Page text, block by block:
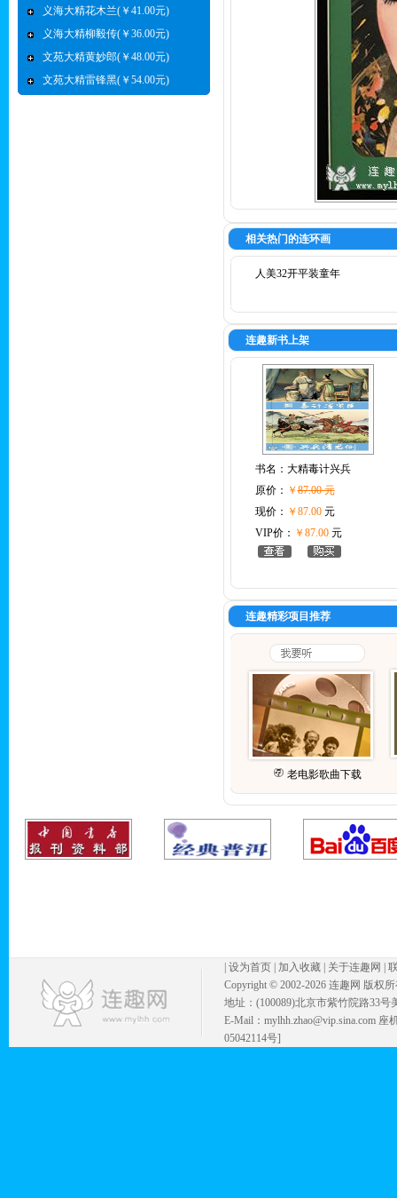
义海大精花木兰(￥41.00元)
义海大精柳毅传(￥36.00元)
文苑大精黄妙郎(￥48.00元)
文苑大精雷锋黑(￥54.00元)
相关热门的连环画
人美32开平装童年
连趣新书上架
书名： 大精毒计兴兵
原价： ￥87.00 元
现价： ￥87.00元
VIP价： ￥87.00元
连趣精彩项目推荐
老电影歌曲下载
设为首页 加入收藏 关于连趣网
Copyright © 2002-2026 连趣网 版权
地址：(100089)北京市紫竹院路33号
E-Mail：mylhh.zhao@vip.sina.com
05042114号]